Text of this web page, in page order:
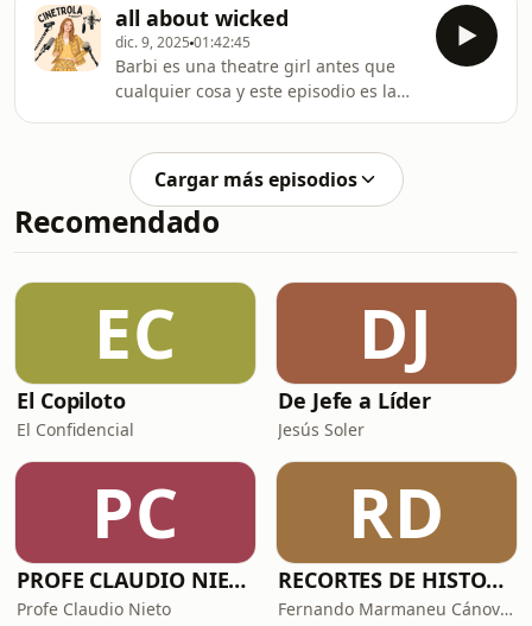
busca, desea y anhela
amar.Instagram:
https://www.instagram.com/cinetrola?
igsh=
su armado, su belleza
cinematográfica y su guión perfecto.
Todo vinculado con la temática del
éxito y como quizás nuestra obsesión
por el mismo sea lo único que nos
detiene de ser nosotros mismos.
all about wicked
dic. 9, 2025 01:42:45
Barbi es una theatre girl antes que
cualquier cosa y este episodio es la
la asombrosa versión de For Good de
Kurt y Rachel en Glee y toda su vida
se vio influenciada por ella. En este
episodio no solo habla de su relación
analiza la adaptación cinematográfica
de Jon M. Chu que dio vuelta al mun
Cargar más episodios
Recomendado
EC
El Copiloto
El Confidencial
DJ
De Jefe a Líder
Jesús Soler
PC
PROFE CLAUDIO NIETO
Profe Claudio Nieto
RD
RECORTES DE HISTORIA Y CIENCIA
Fernando Marmaneu Cánovas